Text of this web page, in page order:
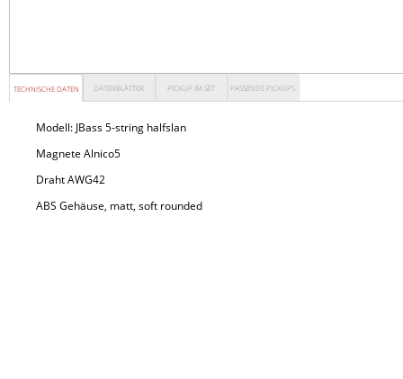
TECHNISCHE DATEN DATENBLÄTTER PICKUP IM SET PASSENDE PICKUPS
Modell: JBass 5-string halfslan
Magnete Alnico5
Draht AWG42
ABS Gehäuse, matt, soft rounded